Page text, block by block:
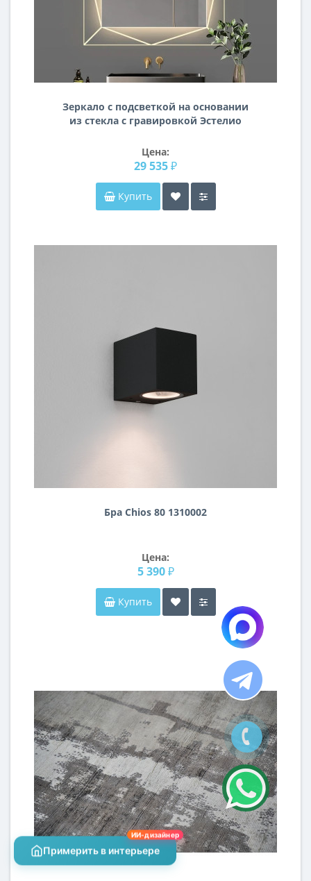
Зеркало с подсветкой на основании
из стекла с гравировкой Эстелио
Цена:
29 535 ₽
Купить
Бра Chios 80 1310002
Цена:
5 390 ₽
Купить
Примерить в интерьере
ИИ-дизайнер